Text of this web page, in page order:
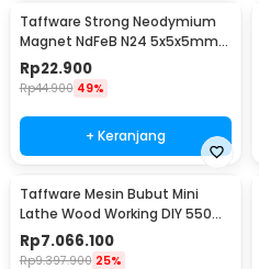
Taffware Strong Neodymium
Magnet NdFeB N24 5x5x5mm
50 PCS - F001699
Rp22.900
Rp44.900 49%
+ Keranjang
Taffware Mesin Bubut Mini
Lathe Wood Working DIY 550W
- MX0618
Rp7.066.100
Rp9.397.900 25%